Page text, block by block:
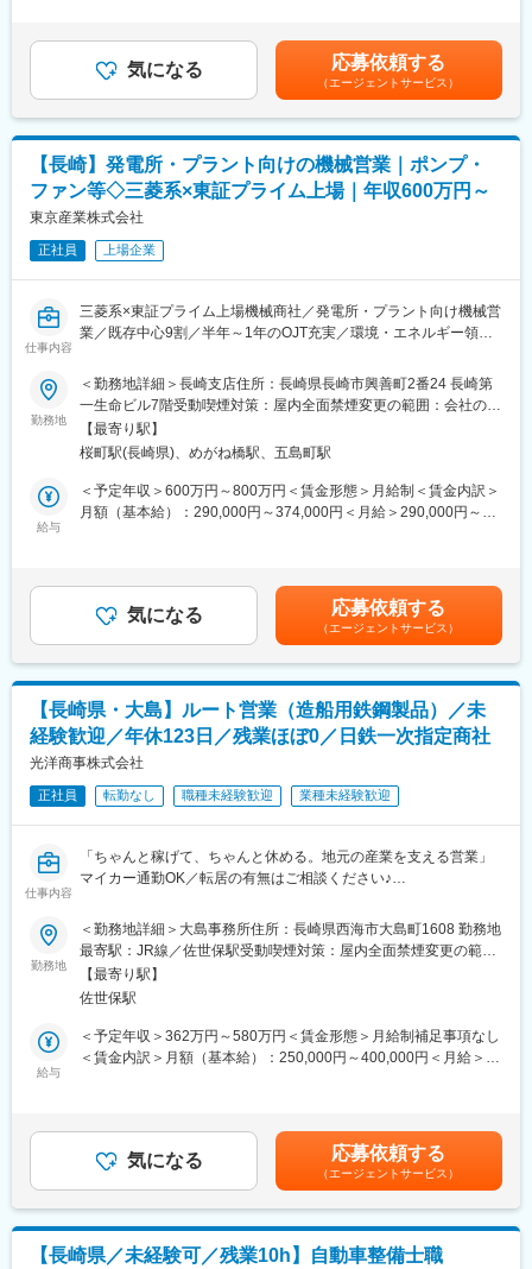
（1）創業明治30年以来、安定して大手企業と取引があります。
昔から顧客に対して誠実に向き合い、信頼関係を築いてきたので
長い取引があります。
（2）当社は商社とメーカー機能を持っています。商社として、繊
維、ミシン糸など、洋服にかかわるすべてを扱っています。また
メーカー機能として、福島県に工場があり、釣糸・手術用縫合
糸・産業資材等を製造販売しております。
変更の範囲：会社の定める業務
■職務内容詳細：
主にCR（デジタル画像診断システム・エックスレイフィルム自動
効率的運用のご提案、開発部門へのフィードバック等、安心して
ユーザーに同社の医療機器をご使用いただけるよう様々な側面か
らサービス＆サポートするポジションです。 サポート＆サービス
の品質を高め、お客様にご提案することで、お客様からの信頼や
安心を獲得いただきます。
■研修制度について：
先輩社員とのOJTもじっくり行っており、1人前になるまで手厚く
サポート致します。未経験の方でも安心してキャッチアップいた
だけるフォロー体制がございます。
機械を実際に解体したり、組み立てたりする研修や、実際にコー
ルセンターに届くお問い合わせ内容を把握していただくための研
修等。、
これまでの「機械構造を理解し、見立てる力」はそのまま活かせ
ます。
■緊急呼び出しについて：
クリニックがお客様となる為、基本的に夜間に呼ばれることはあ
りません。一方でイレギュラーな自体に備えて当番制（自宅待
機）を取り入れており、万が一、対応（出動）が発生した場合、
代休を取得します。一時対応はコールセンターで行っておりま
す。
変更の範囲：会社の定める業務
気になる 応募依頼する
（エージェントサービス）
【長崎】発電所・プラント向けの機械営業｜ポンプ・
ファン等◇三菱系×東証プライム上場｜年収600万円～
東京産業株式会社
正社員 上場企業
仕事内容
三菱系×東証プライム上場機械商社／発電所・プラント向け機械営
業／既存中心9割／半年～1年のOJT充実／環境・エネルギー領域
点で地域密着
◆業務概要
【短期的取り組み】
・九州を中心にバルブメーカー代理店営業
・大手発電プラントメーカー（三菱重工業株式会社等）向け機
材・補機設備の提案代理店営業
顧客への新規商材提案営業
・海外メーカー／海外顧客への展開もあります
・平均年齢は比較的若く40代までが多い部署です
・支店社員は少数ですが全員中途入社となる珍しい支店となって
おります（地元密着型）
◆キャリアについて
・入社後は実務担当として顧客訪問及び取引先とのメール・電
話・Web会議でのやり取りをしていただき毎週顧客との打ち合わ
せで外出することも多くなります
・将来的にはリーダー職として後輩への教育経験を積みつつマネ
◆営業スタイル
・入社後は国内の顧客をメインにWeb／対面を通した営業
・対面の場合は公共交通機関や社用車を使用
・取引形態：国内9割・輸出入1割
・週1回（30分）で部門全体のMTG開催（経営報告用の数値確
・先輩社員の業務引き継ぎ、半年～1年間のOJTにより知識習得い
ただきます
・奨励資格／貿易実務／語学学習等の会社補助の研修が用意され
ており自己研鑽いただく環境が整っております
・評価は四半期に1度、上長との評価設定～進捗面談、振り返り面
勤務地
＜勤務地詳細＞長崎支店住所：長崎県長崎市興善町2番24 長崎第
一生命ビル7階受動喫煙対策：屋内全面禁煙変更の範囲：会社の定
める事業所
【最寄り駅】
桜町駅(長崎県)、めがね橋駅、五島町駅
給与
＜予定年収＞600万円～800万円＜賃金形態＞月給制＜賃金内訳＞
月額（基本給）：290,000円～374,000円＜月給＞290,000円～
気になる 応募依頼する
（エージェントサービス）
【長崎県・大島】ルート営業（造船用鉄鋼製品）／未
経験歓迎／年休123日／残業ほぼ0／日鉄一次指定商社
光洋商事株式会社
正社員 転勤なし 職種未経験歓迎 業種未経験歓迎
仕事内容
「ちゃんと稼げて、ちゃんと休める。地元の産業を支える営業」
マイカー通勤OK／転居の有無はご相談ください♪
＼こんな方にオススメ／
◆働き方を整えてワークライフバランスを保ちたい
→残業は月10時間程度、土日祝休み、年間休日123日
◆安定企業で腰を据えて働きたい
→日本製鉄の一次指定商社という強固な基盤×転勤なし
◆営業にチャレンジしたいがガツガツ系は苦手・・・
→既存顧客の定期フォローのみ（飛び込み・新規ノルマなし）
ど）を担当します。1人あたり3～5社を担当し、以下の業務を行
います。
L加工業者の選定と納期調整
※請求書や見積作成は事務スタッフがサポート！
勤務地
＜勤務地詳細＞大島事務所住所：長崎県西海市大島町1608 勤務地
最寄駅：JR線／佐世保駅受動喫煙対策：屋内全面禁煙変更の範
囲：会社の定める事業所
【最寄り駅】
佐世保駅
給与
＜予定年収＞362万円～580万円＜賃金形態＞月給制補足事項なし
＜賃金内訳＞月額（基本給）：250,000円～400,000円＜月給＞
分）※業績による／1年目は入社月による賃金はあくまでも目安の
金額であり、選考を通じて上下する可能性があります。月給(月額)
は固定手当を含めた表記です。
気になる 応募依頼する
（エージェントサービス）
【長崎県／未経験可／残業10h】自動車整備士職